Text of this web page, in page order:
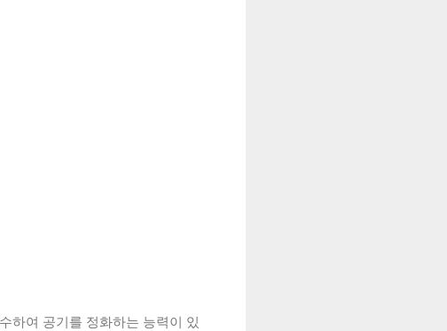
하여 공기를 정화하는 능력이 있